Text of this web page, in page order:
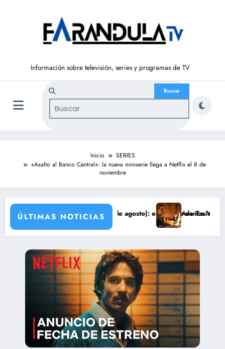
Información sobre televisión, series y programas de TV
Inicio
SERIES
«Asalto al Banco Central»: la nueva miniserie llega a Netflix el 8 de
noviembre
ÚLTIMAS NOTICIAS
(del 10 al 14de agosto): el secreto de Tasio sale a la luz
Avance VALLE